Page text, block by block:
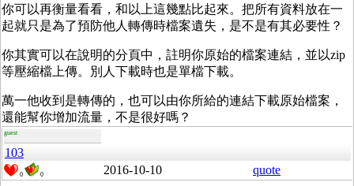
你可以再衡量看看，和以上這幾點比起來。把所有資料放在一
起就只是為了預防他人轉傳時檔案遺失，是不是有其必要性？
你其實可以在說明的分頁中，註明你原始的檔案連結，並以zip
等壓縮檔上傳。別人下載時也是單檔下載。
萬一他收到是轉傳的，也可以由你所給的連結下載原始檔案，
還能幫你增加流量，不是很好嗎？
guest
103
0 0 2016-10-10 quote